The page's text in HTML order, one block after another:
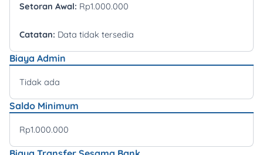
Setoran Awal: Rp1.000.000
Catatan: Data tidak tersedia
Biaya Admin
Tidak ada
Saldo Minimum
Rp1.000.000